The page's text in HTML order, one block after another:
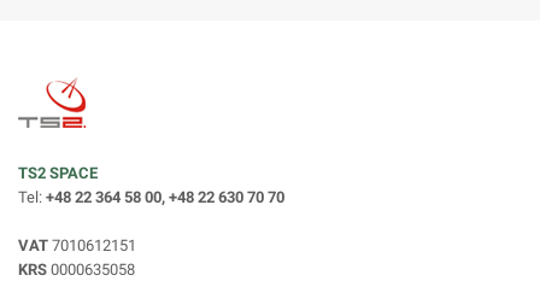
TS2 SPACE
Tel: +48 22 364 58 00, +48 22 630 70 70
VAT 7010612151
KRS 0000635058